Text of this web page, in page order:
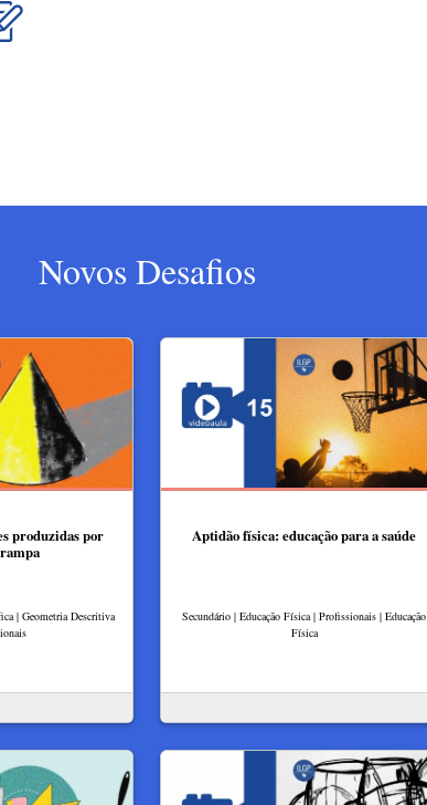
Novos Desafios
produzidas por
| Geometria Descritiva
Aptidão física: educação para a saúde
Secundário | Educação Física | Profissionais | Educação
Física